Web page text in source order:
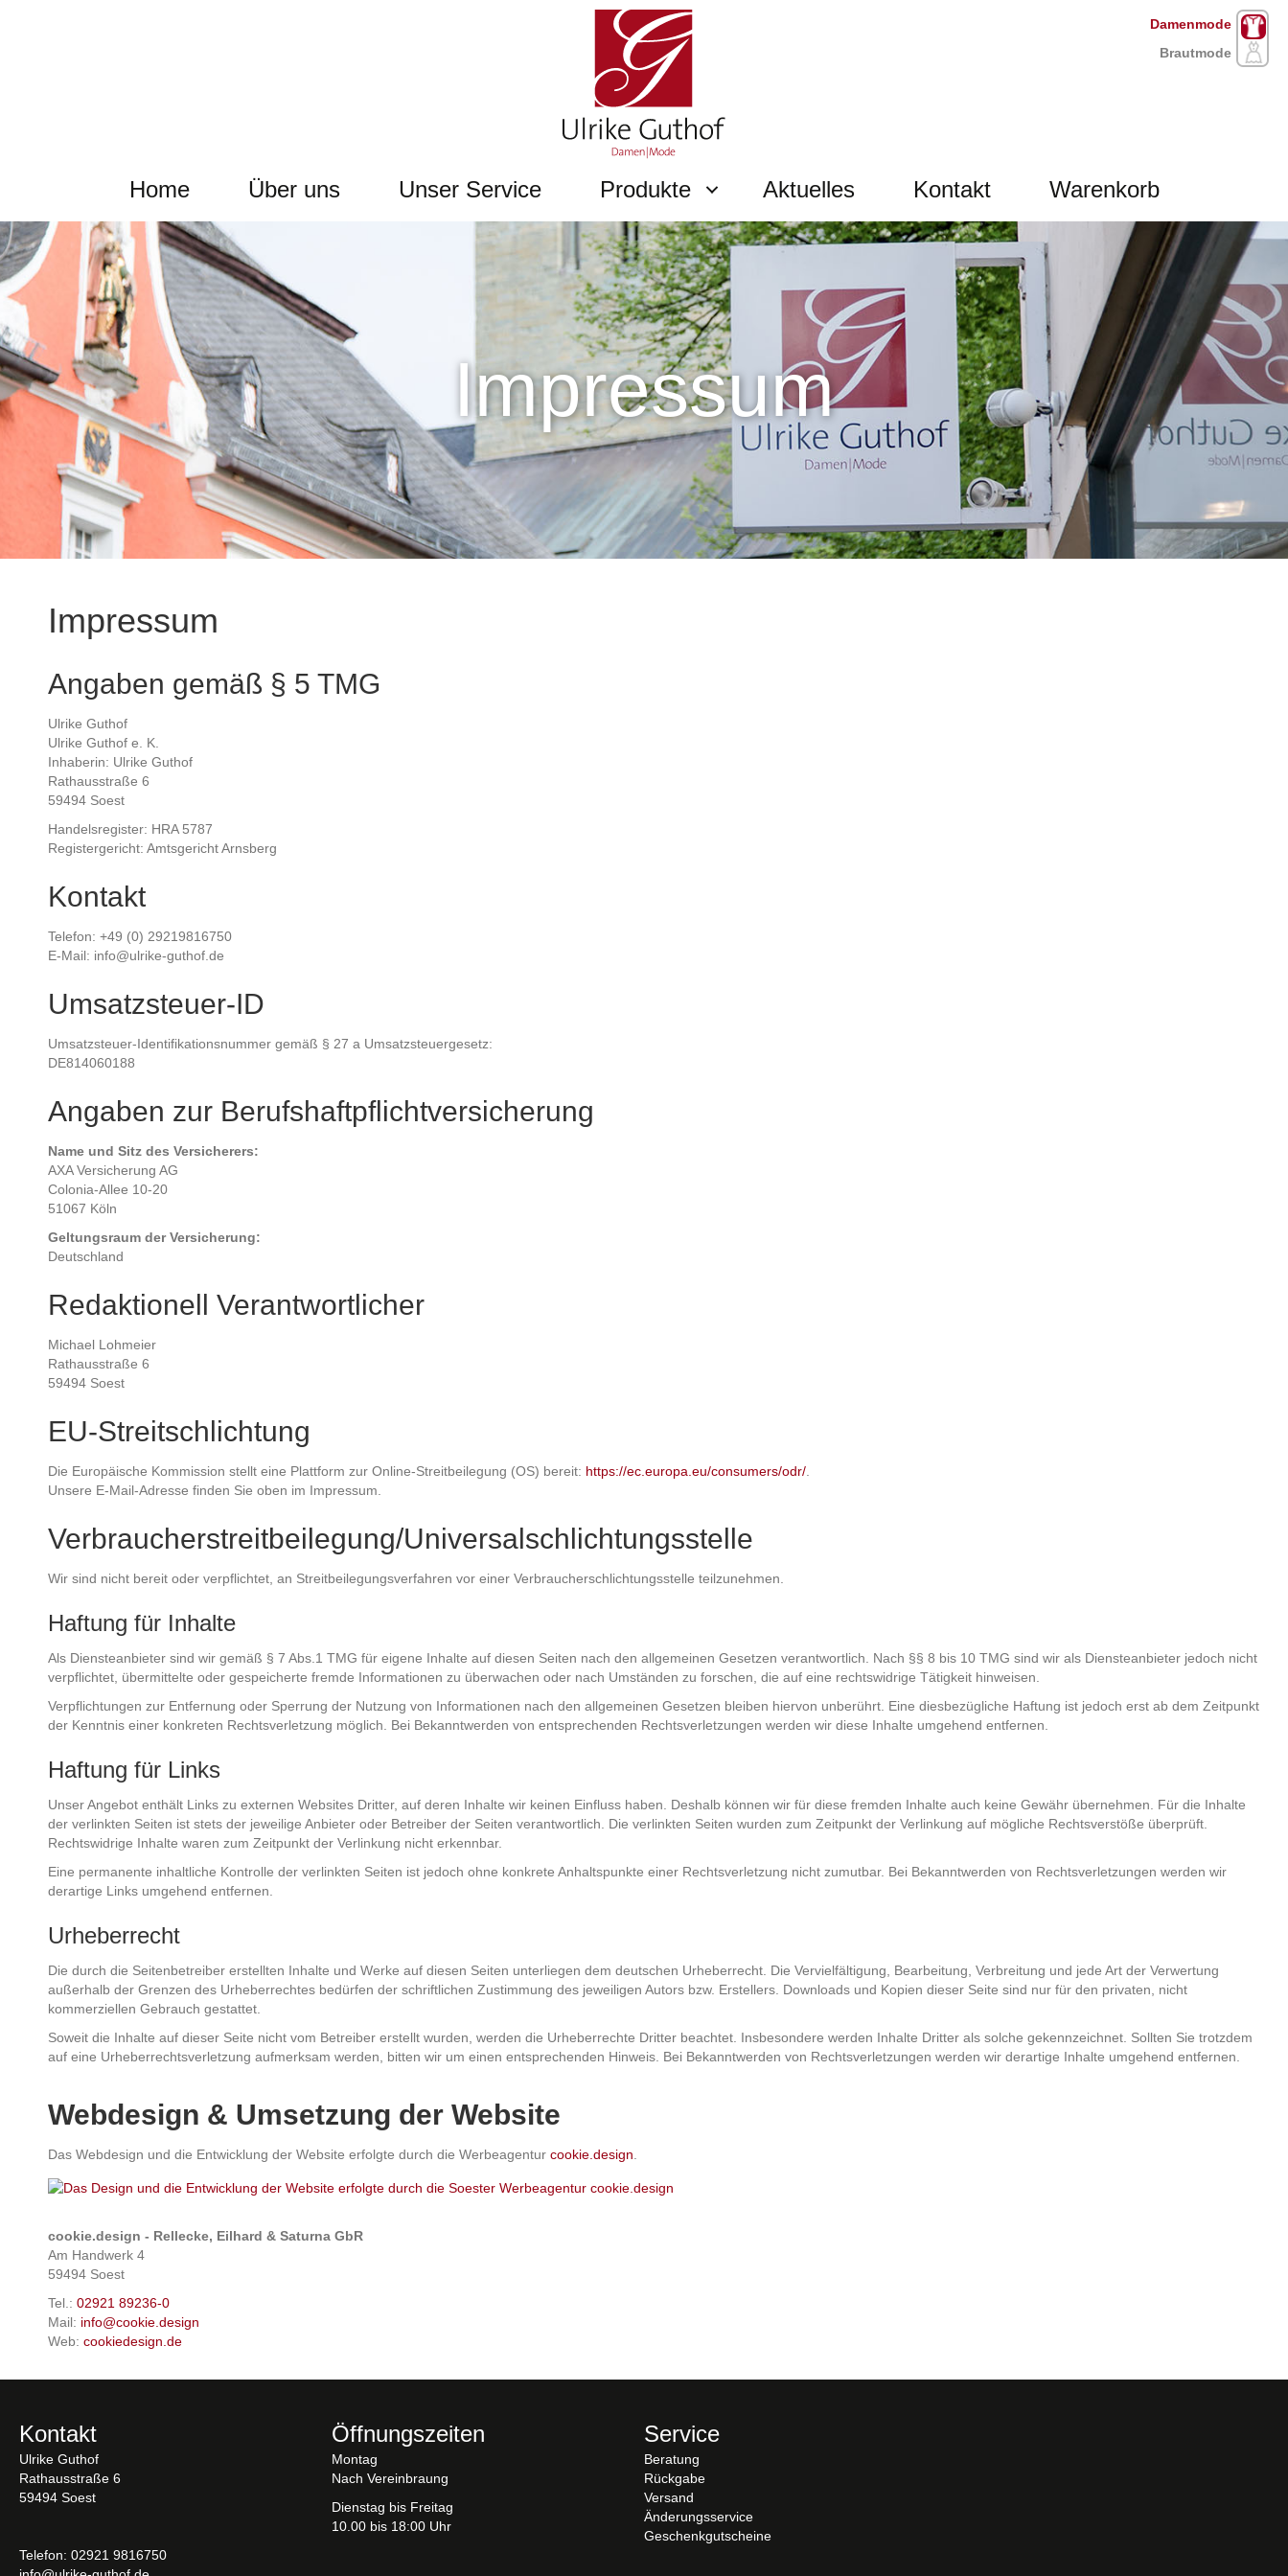
Damenmode
Brautmode
Home Über uns Unser Service Produkte Aktuelles Kontakt Warenkorb
Impressum
Impressum
Angaben gemäß § 5 TMG
Ulrike Guthof
Ulrike Guthof e. K.
Inhaberin: Ulrike Guthof
Rathausstraße 6
59494 Soest
Handelsregister: HRA 5787
Registergericht: Amtsgericht Arnsberg
Kontakt
Telefon: +49 (0) 29219816750
E-Mail: info@ulrike-guthof.de
Umsatzsteuer-ID
Umsatzsteuer-Identifikationsnummer gemäß § 27 a Umsatzsteuergesetz:
DE814060188
Angaben zur Berufshaftpflichtversicherung
Name und Sitz des Versicherers:
AXA Versicherung AG
Colonia-Allee 10-20
51067 Köln
Geltungsraum der Versicherung:
Deutschland
Redaktionell Verantwortlicher
Michael Lohmeier
Rathausstraße 6
59494 Soest
EU-Streitschlichtung
Die Europäische Kommission stellt eine Plattform zur Online-Streitbeilegung (OS) bereit: https://ec.europa.eu/consumers/odr/
Unsere E-Mail-Adresse finden Sie oben im Impressum.
Verbraucher­streit­beilegung/Universal­schlichtungs­stelle
Wir sind nicht bereit oder verpflichtet, an Streitbeilegungsverfahren vor einer Verbraucherschlichtungsstelle teilzunehmen.
Haftung für Inhalte
Als Diensteanbieter sind wir gemäß § 7 Abs.1 TMG für eigene Inhalte auf diesen Seiten nach den allgemeinen Gesetzen verantwortlich. Nach §§ 8 bis 10 TMG sind wir als Diensteanbieter jedoch nicht
verpflichtet, übermittelte oder gespeicherte fremde Informationen zu überwachen oder nach Umständen zu forschen, die auf eine rechtswidrige Tätigkeit hinweisen.
Verpflichtungen zur Entfernung oder Sperrung der Nutzung von Informationen nach den allgemeinen Gesetzen bleiben hiervon unberührt. Eine diesbezügliche Haftung ist jedoch erst ab dem Zeitpunkt
der Kenntnis einer konkreten Rechtsverletzung möglich. Bei Bekanntwerden von entsprechenden Rechtsverletzungen werden wir diese Inhalte umgehend entfernen.
Haftung für Links
Unser Angebot enthält Links zu externen Websites Dritter, auf deren Inhalte wir keinen Einfluss haben. Deshalb können wir für diese fremden Inhalte auch keine Gewähr übernehmen. Für die Inhalte
der verlinkten Seiten ist stets der jeweilige Anbieter oder Betreiber der Seiten verantwortlich. Die verlinkten Seiten wurden zum Zeitpunkt der Verlinkung auf mögliche Rechtsverstöße überprüft.
Rechtswidrige Inhalte waren zum Zeitpunkt der Verlinkung nicht erkennbar.
Eine permanente inhaltliche Kontrolle der verlinkten Seiten ist jedoch ohne konkrete Anhaltspunkte einer Rechtsverletzung nicht zumutbar. Bei Bekanntwerden von Rechtsverletzungen werden wir
derartige Links umgehend entfernen.
Urheberrecht
Die durch die Seitenbetreiber erstellten Inhalte und Werke auf diesen Seiten unterliegen dem deutschen Urheberrecht. Die Vervielfältigung, Bearbeitung, Verbreitung und jede Art der Verwertung
außerhalb der Grenzen des Urheberrechtes bedürfen der schriftlichen Zustimmung des jeweiligen Autors bzw. Erstellers. Downloads und Kopien dieser Seite sind nur für den privaten, nicht
kommerziellen Gebrauch gestattet.
Soweit die Inhalte auf dieser Seite nicht vom Betreiber erstellt wurden, werden die Urheberrechte Dritter beachtet. Insbesondere werden Inhalte Dritter als solche gekennzeichnet. Sollten Sie trotzdem
auf eine Urheberrechtsverletzung aufmerksam werden, bitten wir um einen entsprechenden Hinweis. Bei Bekanntwerden von Rechtsverletzungen werden wir derartige Inhalte umgehend entfernen.
Webdesign & Umsetzung der Website
Das Webdesign und die Entwicklung der Website erfolgte durch die Werbeagentur cookie.design
cookie.design - Rellecke, Eilhard & Saturna GbR
Am Handwerk 4
59494 Soest
Tel.: 02921 89236-0
Mail: info@cookie.design
Web: cookiedesign.de
Kontakt
Ulrike Guthof
Rathausstraße 6
59494 Soest
Telefon: 02921 9816750
Öffnungszeiten
Montag
Nach Vereinbraung
Dienstag bis Freitag
10.00 bis 18:00 Uhr
Service
Beratung
Rückgabe
Versand
Änderungsservice
Geschenkgutscheine